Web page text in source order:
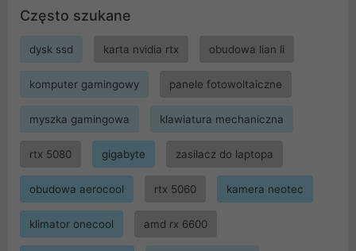
Często szukane
dysk ssd karta nvidia rtx obudowa lian li
komputer gamingowy panele fotowoltaiczne
myszka gamingowa klawiatura mechaniczna
rtx 5080 gigabyte zasilacz do laptopa
obudowa aerocool rtx 5060 kamera neotec
klimator onecool amd rx 6600